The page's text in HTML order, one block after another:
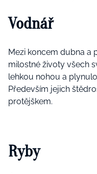
Vodnář
Mezi koncem dubna a
milostné životy všech
lehkou nohou a
Především jejich
protějškem.
Ryby